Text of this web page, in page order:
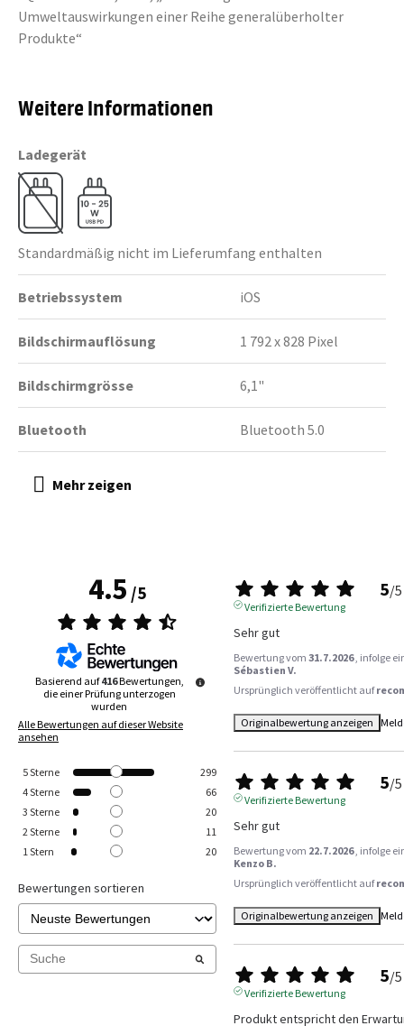
Umweltauswirkungen einer Reihe generalüberholter
Produkte“
Weitere Informationen
Ladegerät
Standardmäßig nicht im Lieferumfang enthalten
Betriebssystem iOS
Bildschirmauflösung 1 792 x 828 Pixel
Bildschirmgrösse 6,1"
Bluetooth Bluetooth 5.0
4.5/5
Basierend auf416Bewertungen,
die einer Prüfung unterzogen
wurden
Alle Bewertungen auf dieser Website
ansehen
5Sterne
299
4Sterne
66
3 Sterne
20
2 Sterne
11
1 Stern 20
Bewertungen sortieren
5/5
Verifizierte Bewertung
Sehr gut
Bewertung vom 31.7.2026 , infolge
Sébastien V.
Ursprünglich veröffentlicht auf
Originalbewertung anzeigen
5/5
Verifizierte Bewertung
Sehr gut
Bewertung vom 22.7.2026 , infolge
Kenzo B.
Ursprünglich veröffentlicht auf
Originalbewertung anzeigen
5/5
Verifizierte Bewertung
Produkt entspricht den